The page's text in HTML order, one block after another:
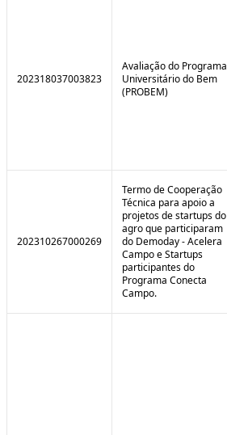
202318037003823
Avaliação do Programa
Universitário do Bem
(PROBEM)
202310267000269
Termo de Cooperação
Técnica para apoio a
projetos de startups do
agro que participaram
do Demoday - Acelera
Campo e Startups
participantes do
Programa Conecta
Campo.